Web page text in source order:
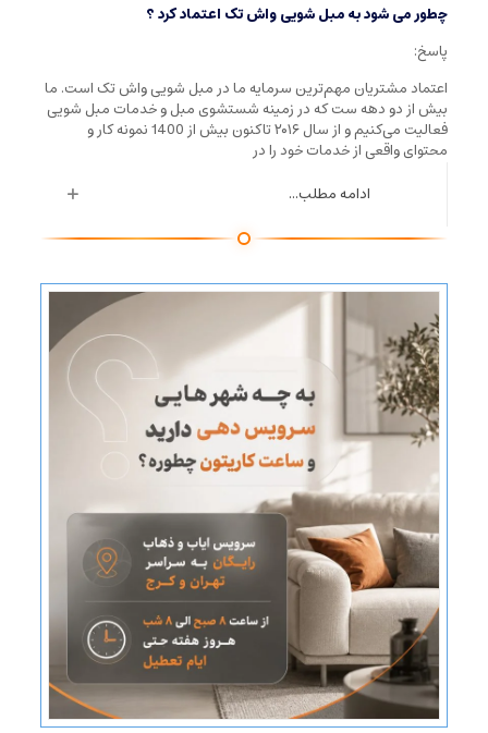
چطور می شود به مبل شویی واش تک اعتماد کرد ؟
پاسخ:
اعتماد مشتریان مهم‌ترین سرمایه ما در مبل شویی واش تک است. ما
بیش از دو دهه ست که در زمینه شستشوی مبل و خدمات مبل شویی
فعالیت می‌کنیم و از سال ۲۰۱۶ تاکنون بیش از 1400 نمونه کار و
محتوای واقعی از خدمات خود را در
ادامه مطلب...